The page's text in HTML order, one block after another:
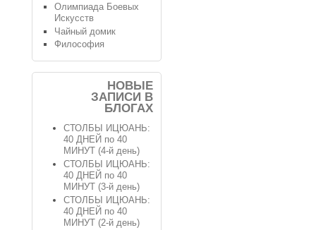
Олимпиада Боевых
Искусств
Чайный домик
Философия
НОВЫЕ
ЗАПИСИ В
БЛОГАХ
СТОЛБЫ ИЦЮАНЬ:
40 ДНЕЙ по 40
МИНУТ (4-й день)
СТОЛБЫ ИЦЮАНЬ:
40 ДНЕЙ по 40
МИНУТ (3-й день)
СТОЛБЫ ИЦЮАНЬ:
40 ДНЕЙ по 40
МИНУТ (2-й день)